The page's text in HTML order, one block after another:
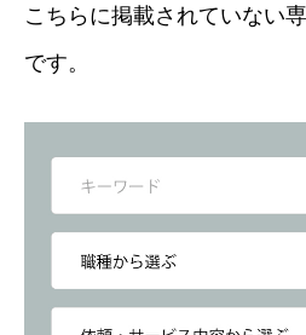
こちらに掲載されていない
です。